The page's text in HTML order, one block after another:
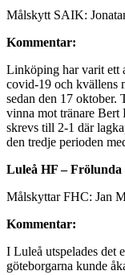
Målskytt SAIK:
Kommentar:
Linköping har varit ett
covid-19 och kvällens
sedan den 17 oktober.
vinna mot tränare Bert
skrevs till 2-1 där
den tredje perioden
Luleå HF – Frölunda
Målskyttar FHC: Jan
Kommentar:
I Luleå utspelades det
göteborgarna kunde